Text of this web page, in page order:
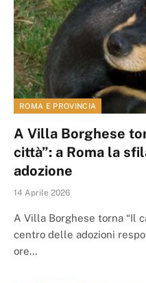
ROMA E PROVINCIA
A Villa Borghese
città”: a Roma la
adozione
14 Aprile 2026
A Villa Borghese torna “Il
centro delle adozioni
ore…